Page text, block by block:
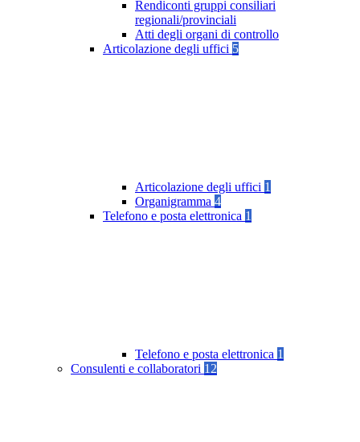
Rendiconti gruppi consiliari
regionali/provinciali
Atti degli organi di controllo
Articolazione degli uffici 5
Articolazione degli uffici 1
Organigramma 4
Telefono e posta elettronica 1
Telefono e posta elettronica 1
Consulenti e collaboratori 12